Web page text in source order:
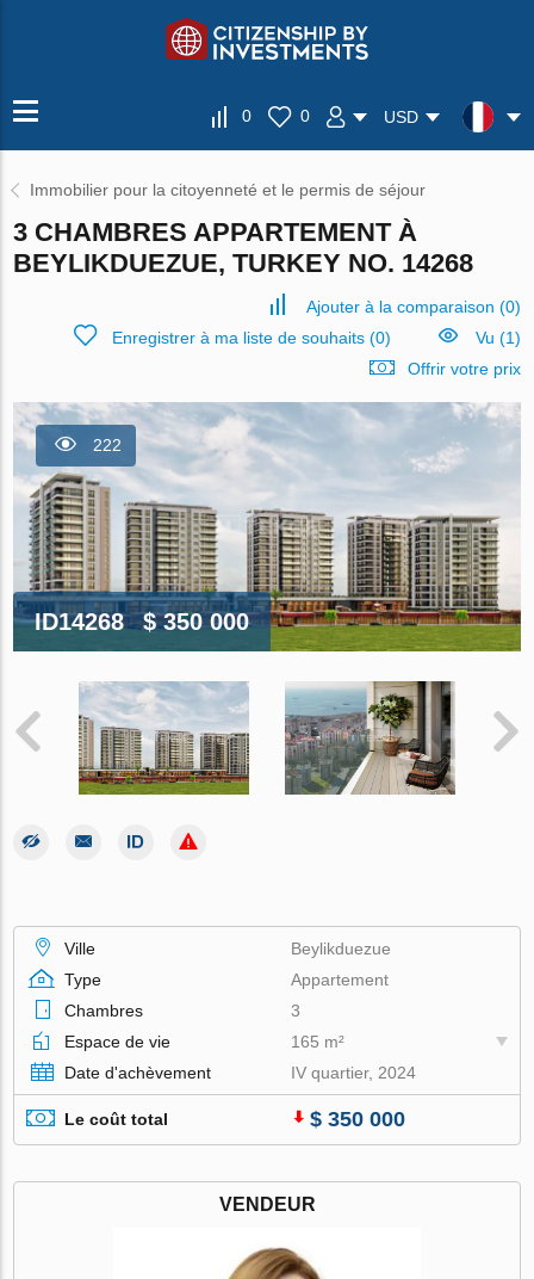
0 0 USD
Immobilier pour la citoyenneté et le permis de séjour
3 CHAMBRES APPARTEMENT À
BEYLIKDUEZUE, TURKEY NO. 14268
Ajouter à la comparaison (0)
Enregistrer à ma liste de souhaits(0)
Vu (1)
Offrir votre prix
222
ID14268 $ 350 000
Ville
Beylikduezue
Type
Appartement
Chambres
3
Espace de vie
165 m²
Date d'achèvement
IV quartier, 2024
Le coût total $ 350 000
VENDEUR